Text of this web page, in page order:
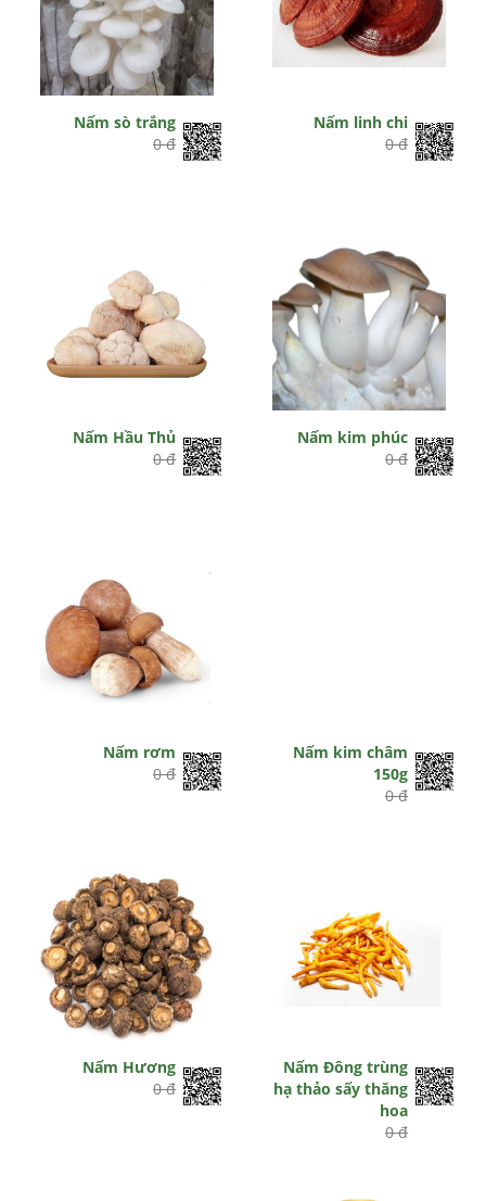
Nấm sò trắng
0 đ
Nấm linh chi
0 đ
Nấm Hầu Thủ
0 đ
Nấm kim phúc
0 đ
Nấm rơm
0 đ
Nấm kim châm
150g
0 đ
Nấm Hương
0 đ
Nấm Đông trùng
hạ thảo sấy thăng
hoa
0 đ